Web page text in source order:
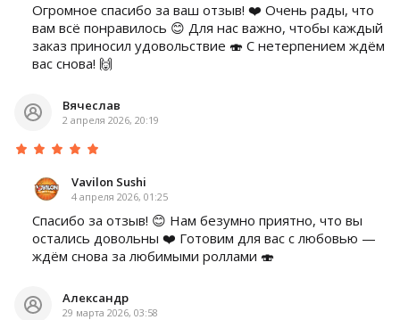
Огромное спасибо за ваш отзыв! ❤️ Очень рады, что
вам всё понравилось 😊 Для нас важно, чтобы каждый
заказ приносил удовольствие 🍣 С нетерпением ждём
вас снова! 🙌
Вячеслав
2 апреля 2026, 20:19
Vavilon Sushi
4 апреля 2026, 01:25
Спасибо за отзыв! 😊 Нам безумно приятно, что вы
остались довольны ❤️ Готовим для вас с любовью —
ждём снова за любимыми роллами 🍣
Александр
29 марта 2026, 03:58